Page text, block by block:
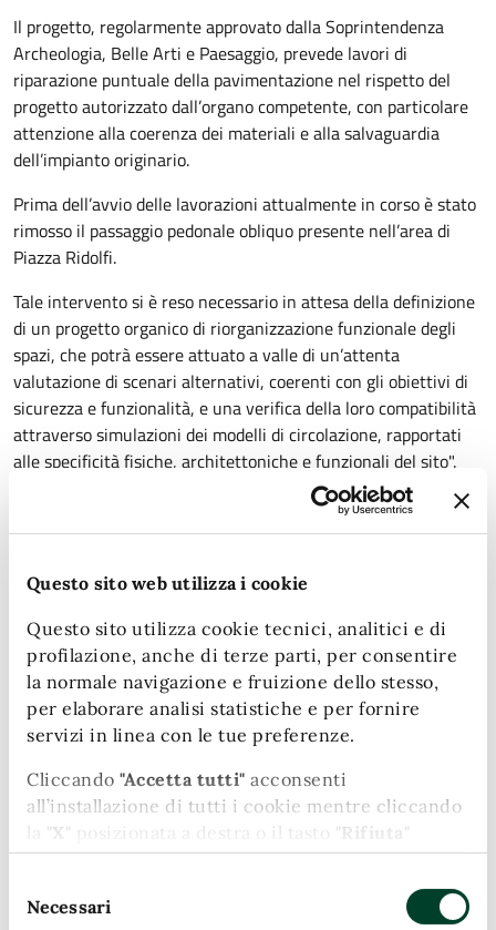
Questo sito web utilizza i cookie
Questo sito utilizza cookie tecnici, analitici e di
profilazione, anche di terze parti, per consentire
la normale navigazione e fruizione dello stesso,
per elaborare analisi statistiche e per fornire
servizi in linea con le tue preferenze.
Cliccando "Accetta tutti" acconsenti
all’installazione di tutti i cookie mentre cliccando
"X" posizionata a destra o il tasto "Rifiuta"
chiudi il banner e continui la navigazione in
delNecessari
Il progetto, regolarmente approvato dalla Soprintendenza
Archeologia, Belle Arti e Paesaggio, prevede lavori di
riparazione puntuale della pavimentazione nel rispetto del
progetto autorizzato dall’organo competente, con particolare
attenzione alla coerenza dei materiali e alla salvaguardia
dell’impianto originario.
Prima dell’avvio delle lavorazioni attualmente in corso è stato
rimosso il passaggio pedonale obliquo presente nell’area di
Piazza Ridolfi.
Tale intervento si è reso necessario in attesa della definizione
di un progetto organico di riorganizzazione funzionale degli
spazi, che potrà essere attuato a valle di un’attenta
valutazione di scenari alternativi, coerenti con gli obiettivi di
sicurezza e funzionalità, e una verifica della loro compatibilità
attraverso simulazioni dei modelli di circolazione, rapportati
alle specificità fisiche, architettoniche e funzionali del sito".
A cura di
Questa pagina è gestita da
Ufficio Comunicazione - Agit
Piazza Ridolfi, 1
05100
Persone
"16 microcantieri per le pavimentazioni pregiate del centro"